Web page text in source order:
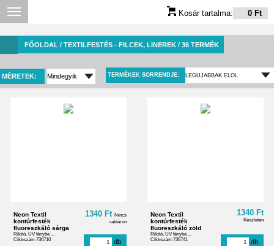
Kosár tartalma: 0 Ft
FŐOLDAL / TEXTILFESTÉS - FILCEK, LINEREK / 36 TERMÉK
MÉRETEK: TERMÉKEK SORRENDJE:
Neon Textil
kontúrfesték
fluoreszkáló sárga
Rikító, UV fénybe ...
Cikkszám:736710
1340 Ft Nincs
raktáron
db
Neon Textil
kontúrfesték
fluoreszkáló zöld
Rikító, UV fénybe ...
Cikkszám:736741
1340 Ft
Készleten
db